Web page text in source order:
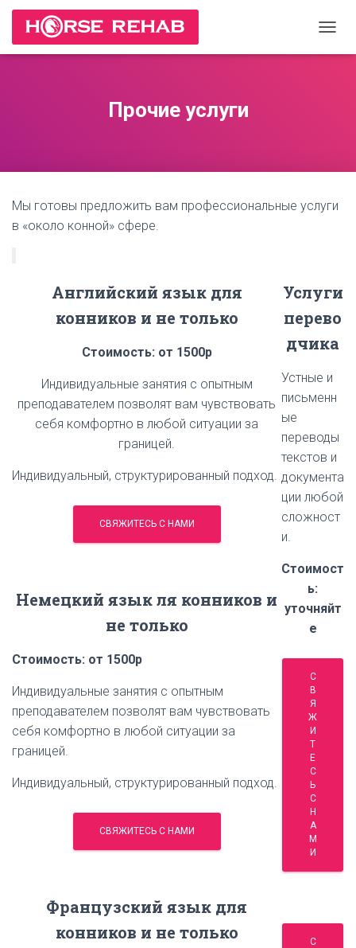
Е
Т
Н
Ц
Ю
Прочие услуги
Мы готовы предложить вам профессиональные услуги
в «около конной» сфере.
Английский язык для
конников и не только
Стоимость: от 1500р
Индивидуальные занятия с опытным
преподавателем позволят вам чувствовать
себя комфортно в любой ситуации за
границей.
Индивидуальный, структурированный подход.
СВЯЖИТЕСЬ С НАМИ
Немецкий язык ля конников и
не только
Стоимость: от 1500р
Индивидуальные занятия с опытным
преподавателем позволят вам чувствовать
себя комфортно в любой ситуации за
границей.
Индивидуальный, структурированный подход.
СВЯЖИТЕСЬ С НАМИ
Французский язык для
конников и не только
Услуги
перево
дчика
Устные и
письменн
ые
переводы
текстов и
документа
ции любой
сложност
и.
Стоимост
ь:
уточняйт
е
С
В
Я
Ж
И
Т
Е
С
Ь
С
Н
А
М
И
С